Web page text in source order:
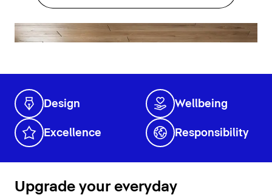
Design Wellbeing
Excellence Responsibility
Upgrade your everyday